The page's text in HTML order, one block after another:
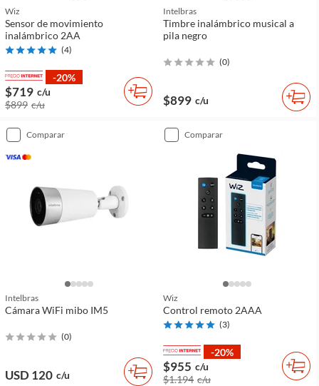
Wiz
Sensor de movimiento
inalámbrico 2AA
(4)
-20%
$719 c/u
$899 c/u
Intelbras
Timbre inalámbrico musical a
pila negro
(0)
$899 c/u
comparar
Intelbras
Cámara WiFi mibo IM5
(0)
USD 120 c/u
comparar
Wiz
Control remoto 2AAA
(3)
-20%
$955 c/u
$1.194 c/u